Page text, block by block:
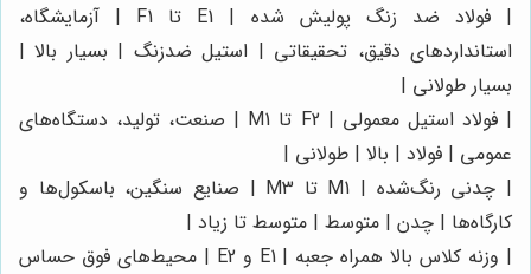
| فولاد ضد زنگ پولیش شده | E1 تا F1 | آزمایشگاه،
استانداردهای دقیق، تحقیقاتی | استیل ضدزنگ | بسیار بالا |
بسیار طولانی |
| فولاد استیل معمولی | F2 تا M1 | صنعت، تولید، دستگاه‌های
عمومی | فولاد | بالا | طولانی |
| چدنی رنگ‌شده | M1 تا M3 | صنایع سنگین، باسکول‌ها و
کارگاه‌ها | چدن | متوسط | متوسط تا زیاد |
| وزنه کلاس بالا همراه جعبه | E1 و E2 | محیط‌های فوق حساس